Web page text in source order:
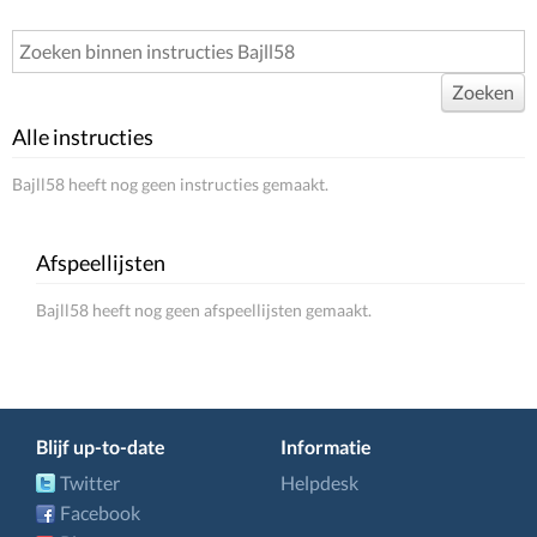
Zoeken
Alle instructies
Bajll58 heeft nog geen instructies gemaakt.
Afspeellijsten
Bajll58 heeft nog geen afspeellijsten gemaakt.
Blijf up-to-date
Twitter
Facebook
Informatie
Helpdesk